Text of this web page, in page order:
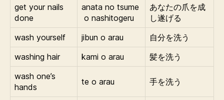
get your nails
done
anata no tsume
o nashitogeru
あなたの爪を成
し遂げる
wash yourself
jibun o arau
自分を洗う
washing hair
kami o arau
髪を洗う
wash one’s
hands
te o arau 手を洗う